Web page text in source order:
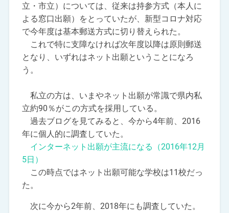
立・市立）については、従来は持参方式（本人に
よる窓口出願）をとっていたが、新型コロナ対応
で今年度は基本郵送方式に切り替えられた。
これで特に支障なければ次年度以降は原則郵送
となり、いずれはネット出願ということになろ
う。
私立の方は、いまやネット出願が常識で県内私
立約90％がこの方式を採用している。
過去ブログを見てみると、今から4年前、2016
年に個人的に調査していた。
インターネット出願が主流になる（2016年12月
5日）
この時点ではネット出願可能な学校は11校だっ
た。
次に今から2年前、2018年にも調査していた。